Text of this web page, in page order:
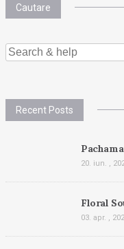
Cautare
SEARCH
FOR:
Recent Posts
20. iun. ,
Floral
03. apr. ,